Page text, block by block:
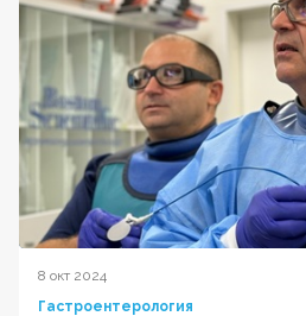
8 окт 2024
Гастроентерология